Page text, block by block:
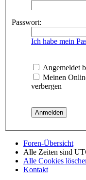
Passwort:
Ich habe mein
Angemeldet
Meinen
verbergen
Foren-Übersicht
Alle Zeiten sind
Alle Cookies
Kontakt